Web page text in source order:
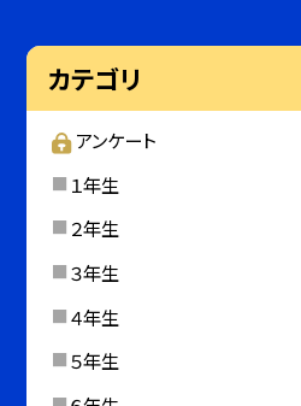
カテゴリ
アンケート
１年生
２年生
３年生
４年生
５年生